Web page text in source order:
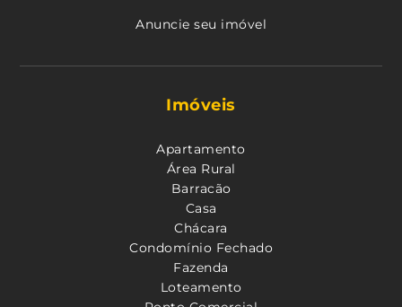
Anuncie seu imóvel
Imóveis
Apartamento
Área Rural
Barracão
Casa
Chácara
Condomínio Fechado
Fazenda
Loteamento